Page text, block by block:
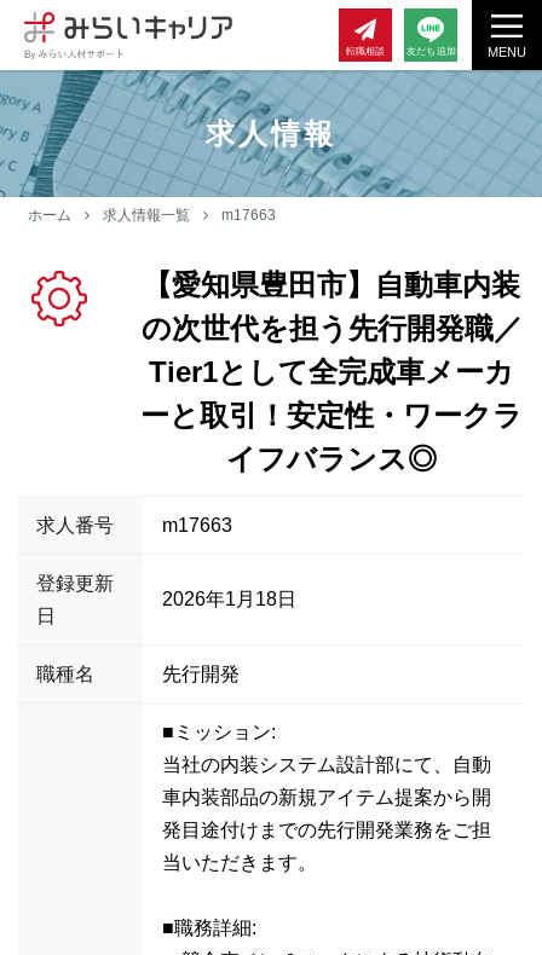
MENU
転職相談 友だち追加
求人情報
ホーム 求人情報一覧 m17663
【愛知県豊田市】自動車内装
の次世代を担う先行開発職／
Tier1として全完成車メーカ
ーと取引！安定性・ワークラ
イフバランス◎
求人番号 m17663
登録更新
日
2026年1月18日
職種名 先行開発
■ミッション:
当社の内装システム設計部にて、自動
車内装部品の新規アイテム提案から開
発目途付けまでの先行開発業務をご担
当いただきます。
■職務詳細: